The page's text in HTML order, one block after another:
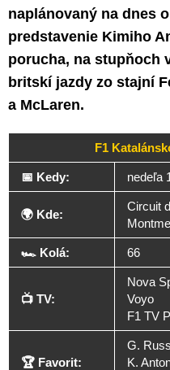
naplánovaný na dnes
predstavenie Kimiho
porucha, na stupňoch
britskí jazdy zo stajní
a McLaren.
F1
📅 Kedy: nedeľa
🌍 Kde:
Circuit
🏎️ Kolá: 66
📺 TV:
Nova
Voyo
F1 TV
🏆 Favorit:
G.
K.